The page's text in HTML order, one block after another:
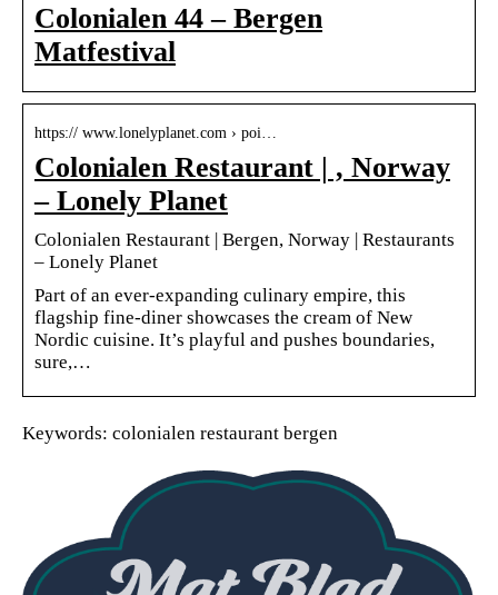
Colonialen 44 – Bergen
Matfestival
https:// www.lonelyplanet.com › poi…
Colonialen Restaurant | , Norway
– Lonely Planet
Colonialen Restaurant | Bergen, Norway | Restaurants
– Lonely Planet
Part of an ever-expanding culinary empire, this
flagship fine-diner showcases the cream of New
Nordic cuisine. It’s playful and pushes boundaries,
sure,…
Keywords: colonialen restaurant bergen